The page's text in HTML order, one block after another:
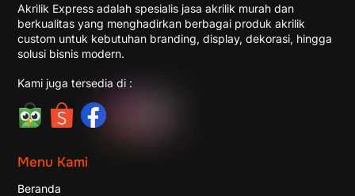
Akrilik Express adalah spesialis jasa akrilik murah dan
berkualitas yang menghadirkan berbagai produk akrilik
custom untuk kebutuhan branding, display, dekorasi, hingga
solusi bisnis modern.
Kami juga tersedia di :
Menu Kami
Beranda